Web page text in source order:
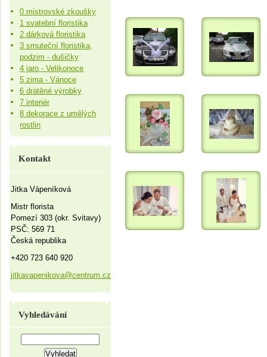
0 mistrovské zkoušky
1 svatební floristika
2 dárková floristika
3 smuteční floristika,
podzim - dušičky
4 jaro - Velikonoce
5 zima - Vánoce
6 drátěné výrobky
7 interiér
8 dekorace z umělých
rostlin
Kontakt
Jitka Vápeníková
Mistr florista
Pomezí 303 (okr. Svitavy)
PSČ: 569 71
Česká republika
+420 723 640 920
jitkavapenikova@centrum.cz
Vyhledávání